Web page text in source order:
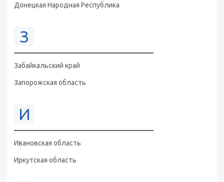
Донецкая Народная Республика
З
Забайкальский край
Запорожская область
И
Ивановская область
Иркутская область